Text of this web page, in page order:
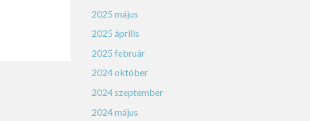
2025 május
2025 április
2025 február
2024 október
2024 szeptember
2024 május